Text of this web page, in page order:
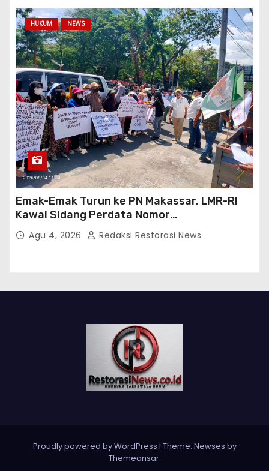
HUKUM NEWS
Emak-Emak Turun ke PN Makassar, LMR-RI
Kawal Sidang Perdata Nomor
254/Pdt.G/2026/PN Mks
Agu 4, 2026 Redaksi Restorasi News
Proudly powered by WordPress | Theme: Newses by
Themeansar.